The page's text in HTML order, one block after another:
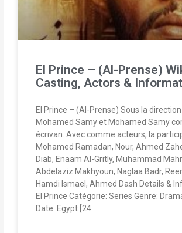
El Prince – (Al-Prense)
Casting, Actors &
El Prince – (Al-Prense) Sous la
Mohamed Samy et Mohamed Samy
écrivan. Avec comme acteurs, la
Mohamed Ramadan, Nour, Ahmed
Diab, Enaam Al-Gritly, Muhammad
Abdelaziz Makhyoun, Naglaa Badr,
Hamdi Ismael, Ahmed Dash Details &
El Prince Catégorie: Series Genre:
Date: Egypt [24